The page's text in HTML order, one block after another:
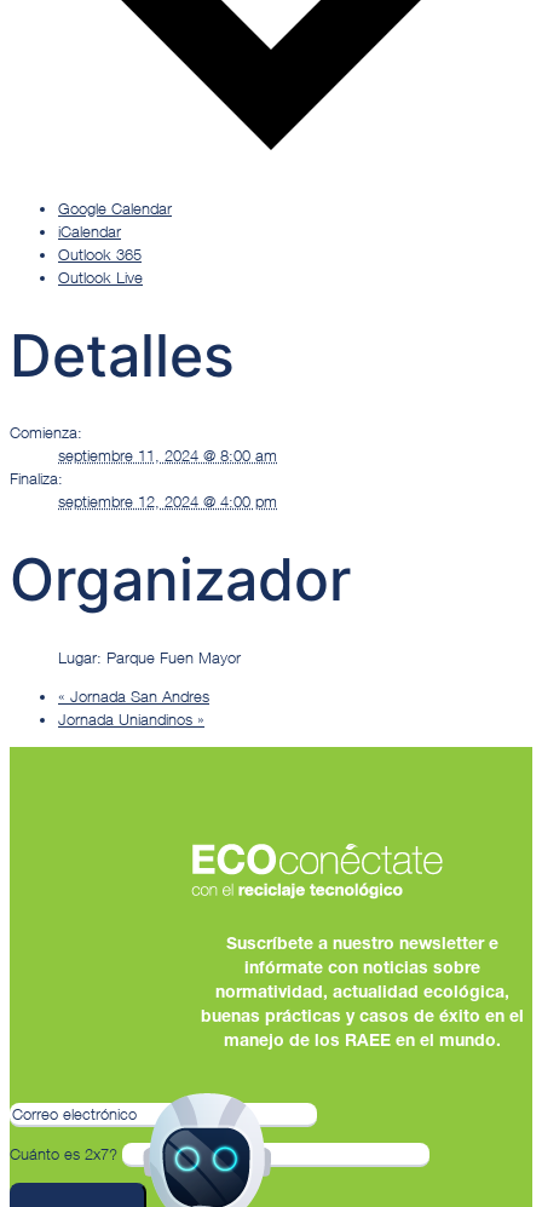
Google Calendar
iCalendar
Outlook 365
Outlook Live
Detalles
Comienza:
septiembre 11, 2024 @ 8:00 am
Finaliza:
septiembre 12, 2024 @ 4:00 pm
Organizador
Lugar: Parque Fuen Mayor
« Jornada San Andres
Jornada Uniandinos »
Suscríbete a nuestro newsletter e
infórmate con noticias sobre
normatividad, actualidad ecológica,
buenas prácticas y casos de éxito en el
manejo de los RAEE en el mundo.
Cuánto es 2x7?